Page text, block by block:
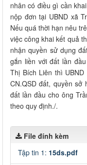
nhân có điều gì cần
nộp đơn tại UBND xã
Nếu quá thời hạn nêu
việc công khai kết quả
nhận quyền sử dụng
gắn liền với đất lần
Thị Bích Liên thì
CN.QSD đất, quyền
đất lần đầu cho ông
theo quy định./.
File đính kèm
Tập tin 1: 15ds.pdf